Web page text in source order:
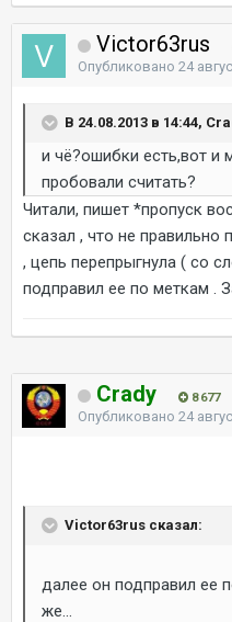
Victor63rus
Опубликовано 24
В 24.08.2013 в 14:44,
и чё?ошибки есть,вот и
пробовали считать?
Читали, пишет *пропуск
сказал , что не правильно
, цепь перепрыгнула ( со
подправил ее по меткам .
Crady 8 677
Опубликовано 24
Victor63rus сказал:
далее он подправил ее
же...